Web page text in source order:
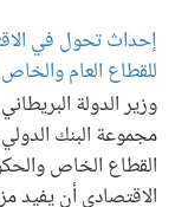
إحداث تحول في
للقطاع العام
وزير الدولة
مجموعة البنك
القطاع الخاص